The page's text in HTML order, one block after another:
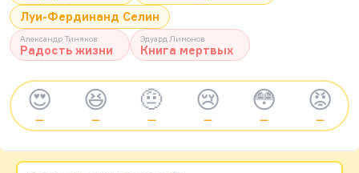
Луи-Фердинанд Селин
Александр Тиняков
Радость жизни
Эдуард Лимонов
Книга мертвых
😍
—
😆
—
🤨
—
😢
—
😳
—
😡
—